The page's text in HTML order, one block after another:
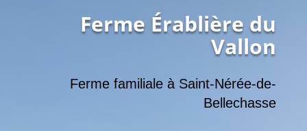
Ferme Érablière du
Vallon
Ferme familiale à Saint-Nérée-de-
Bellechasse